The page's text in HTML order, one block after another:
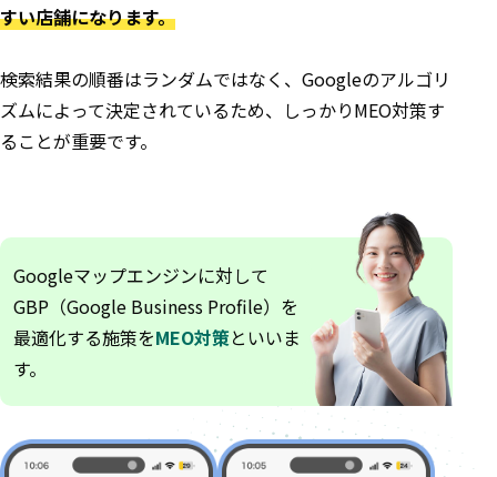
すい店舗になります。
検索結果の順番はランダムではなく、Googleのアルゴリ
ズムによって決定されているため、しっかりMEO対策す
ることが重要です。
Googleマップエンジンに対して
GBP（Google Business Profile）を
最適化する施策をMEO対策といいま
す。